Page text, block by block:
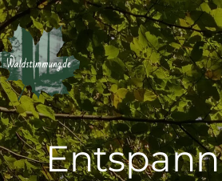
Zum
Inhalt